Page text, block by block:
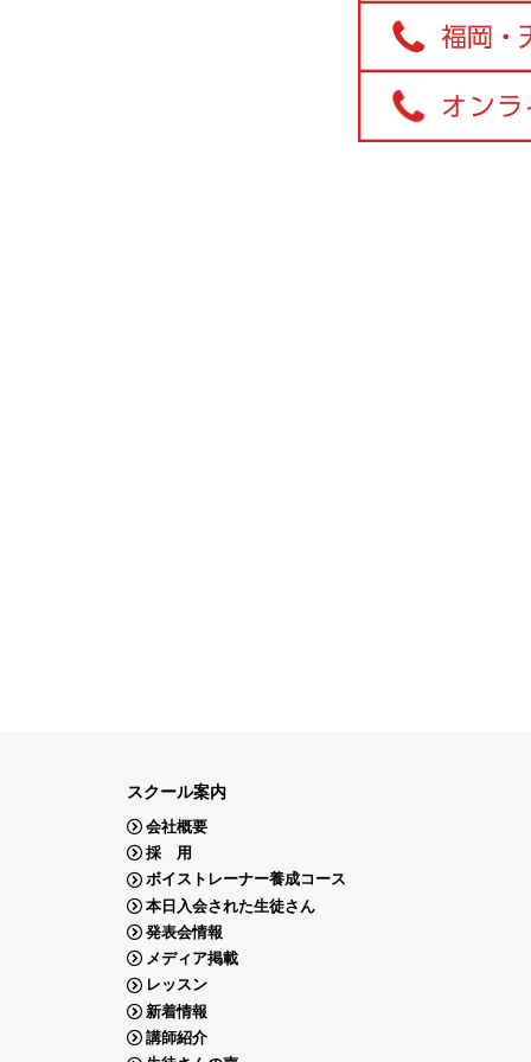
スクール案内
会社概要
採 用
ボイストレーナー養成コース
本日入会された生徒さん
発表会情報
メディア掲載
レッスン
新着情報
講師紹介